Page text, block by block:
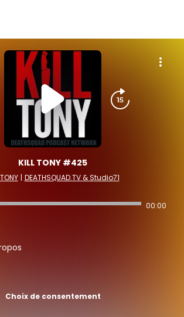
KILL TONY #425
| DEATHSQUAD.TV & Studio71
00:00
Choix de consentement